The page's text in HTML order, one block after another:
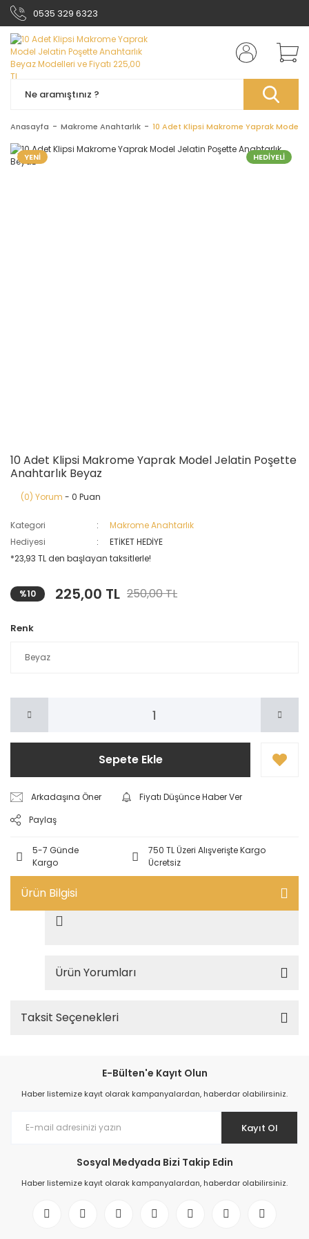
0535 329 6323
Anasayfa Makrome Anahtarlık 10 Adet Klipsi Makrome Yaprak Model
YENİ HEDİYELİ
10 Adet Klipsi Makrome Yaprak Model Jelatin Poşette
Anahtarlık Beyaz
(0) Yorum - 0 Puan
Kategori
Makrome Anahtarlık
Hediyesi
ETİKET HEDİYE
*23,93 TL den başlayan taksitlerle!
%10 225,00 TL 250,00 TL
Renk
Sepete Ekle
Arkadaşına Öner
Fiyatı Düşünce Haber Ver
Paylaş
5-7 Günde
Kargo
750 TL Üzeri Alışverişte Kargo
Ücretsiz
Ürün Bilgisi
Ürün Yorumları
Taksit Seçenekleri
E-Bülten'e Kayıt Olun
Haber listemize kayıt olarak kampanyalardan, haberdar olabilirsiniz.
Kayıt Ol
Sosyal Medyada Bizi Takip Edin
Haber listemize kayıt olarak kampanyalardan, haberdar olabilirsiniz.